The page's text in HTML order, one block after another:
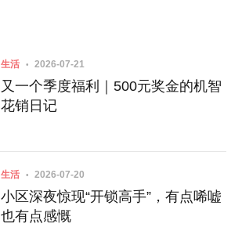
生活 2026-07-21
又一个季度福利｜500元奖金的机智
花销日记
生活 2026-07-20
小区深夜惊现“开锁高手”，有点唏嘘
也有点感慨